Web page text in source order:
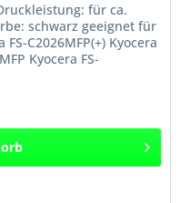
für ca.
schwarz geeignet für
C2026MFP(+) Kyocera
Kyocera FS-